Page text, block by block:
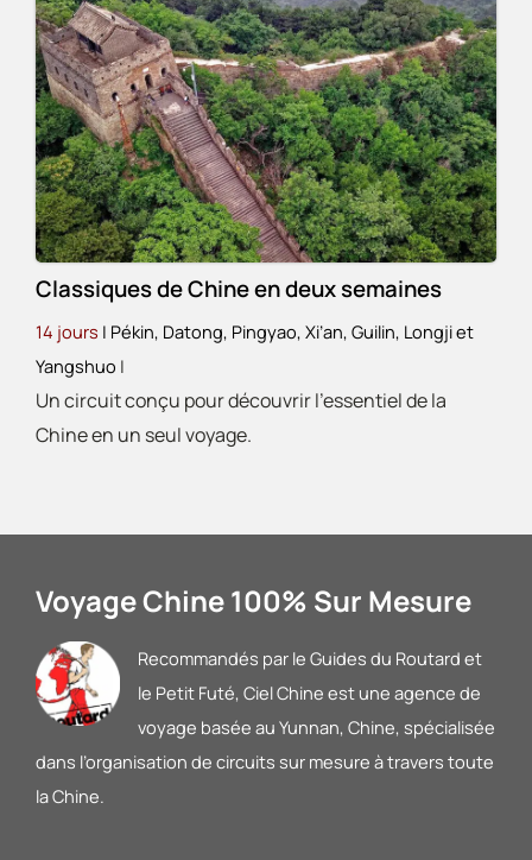
Classiques de Chine en deux semaines
14 jours | Pékin, Datong, Pingyao, Xi’an, Guilin, Longji et
Yangshuo |
Un circuit conçu pour découvrir l’essentiel de la
Chine en un seul voyage.
Voyage Chine 100% Sur Mesure
Recommandés par le Guides du Routard et
le Petit Futé, Ciel Chine est une agence de
voyage basée au Yunnan, Chine, spécialisée
dans l’organisation de circuits sur mesure à travers toute
la Chine.